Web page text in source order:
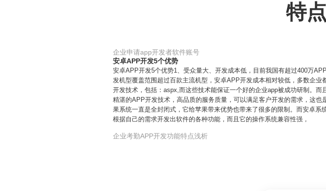
特
企业申请app开发者软件账号
安卓APP开发5个优势
安卓APP开发5个优势1、受众量大、开发成本低，目前我国有超过400万
发机型覆盖范围超过百款主流机型，安卓APP开发成本相对较低，多数企
开发技术，包括：aspx,而这些技术能保证一个好的企业app被成功研制。
精湛的APP开发技术，高品质的服务质量，可以满足客户开发的需求，这
果系统一直是全封闭式，它给苹果带来优势也带来了很多的限制。而安卓
根据自己的需求开发出软件的各种功能，而且它的操作系统兼容性强，
企业考勤APP开发功能特点浅析